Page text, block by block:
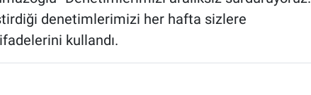
denetimlerimizi her hafta sizlere
kullandı.